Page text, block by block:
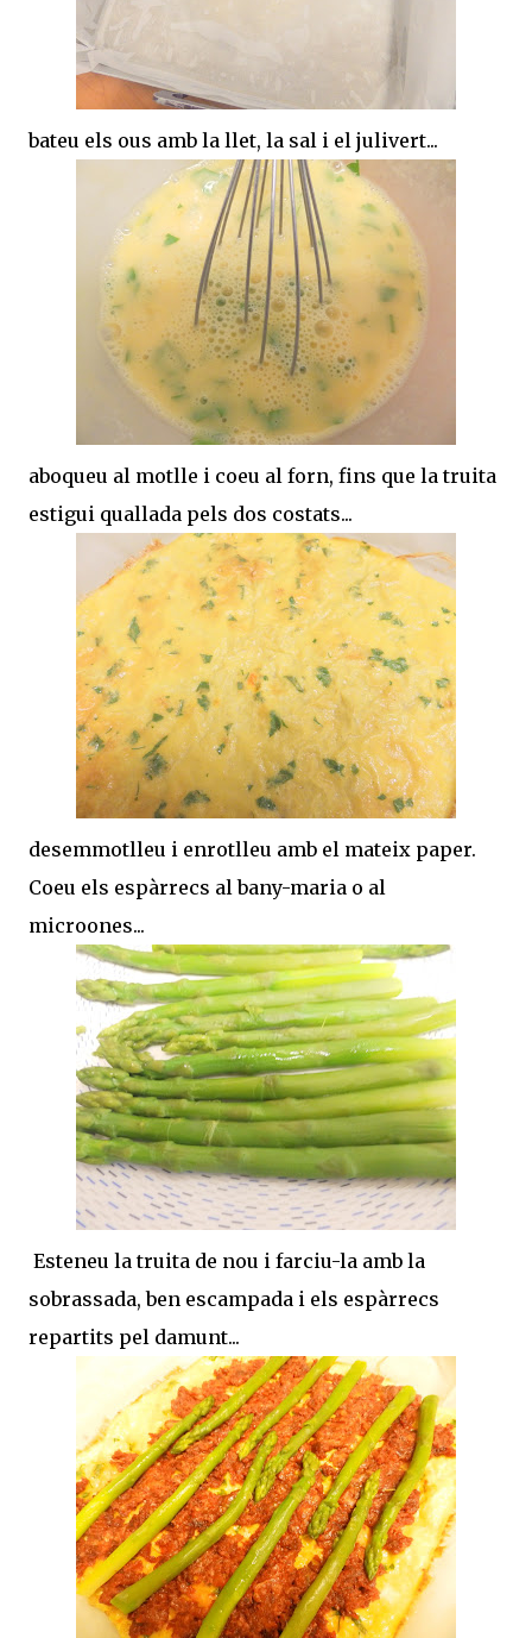
bateu els ous amb la llet, la sal i el julivert...
aboqueu al motlle i coeu al forn, fins que la truita
estigui quallada pels dos costats...
desemmotlleu i enrotlleu amb el mateix paper.
Coeu els espàrrecs al bany-maria o al
microones...
Esteneu la truita de nou i farciu-la amb la
sobrassada, ben escampada i els espàrrecs
repartits pel damunt...